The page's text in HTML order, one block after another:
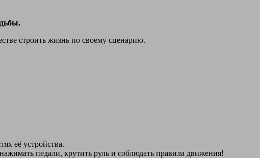
строить жизнь по своему сценарию.
её устройства.
педали, крутить руль и соблюдать правила движения!